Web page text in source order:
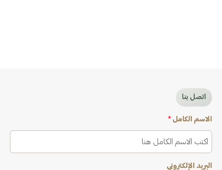
اتصل بنا
الاسم الكامل *
البريد الإلكتروني